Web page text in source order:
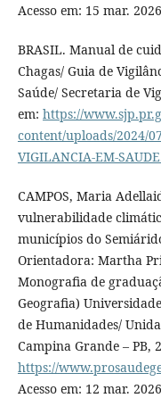
Acesso em: 15 mar.
BRASIL. Manual de
Chagas/ Guia de
Saúde/ Secretaria de
em: https://
content/uploads/2024/
VIGILANCIA-EM-
CAMPOS, Maria
vulnerabilidade
municípios do
Orientadora: Martha
Monografia de
Geografia)
de Humanidades/
Campina Grande – PB,
https://
Acesso em: 12 mar.